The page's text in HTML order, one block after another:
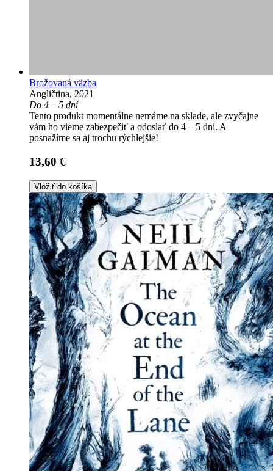
Brožovaná väzba
Angličtina, 2021
Do 4 – 5 dní
Tento produkt momentálne nemáme na sklade, ale zvyčajne
vám ho vieme zabezpečiť a odoslať do 4 – 5 dní. A
posnažíme sa aj trochu rýchlejšie!
13,60 €
Vložiť do košíka